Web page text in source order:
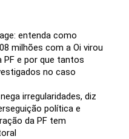
entenda como
milhões com a Oi virou
PF e por que tantos
no caso
irregularidades, diz
política e
da PF tem